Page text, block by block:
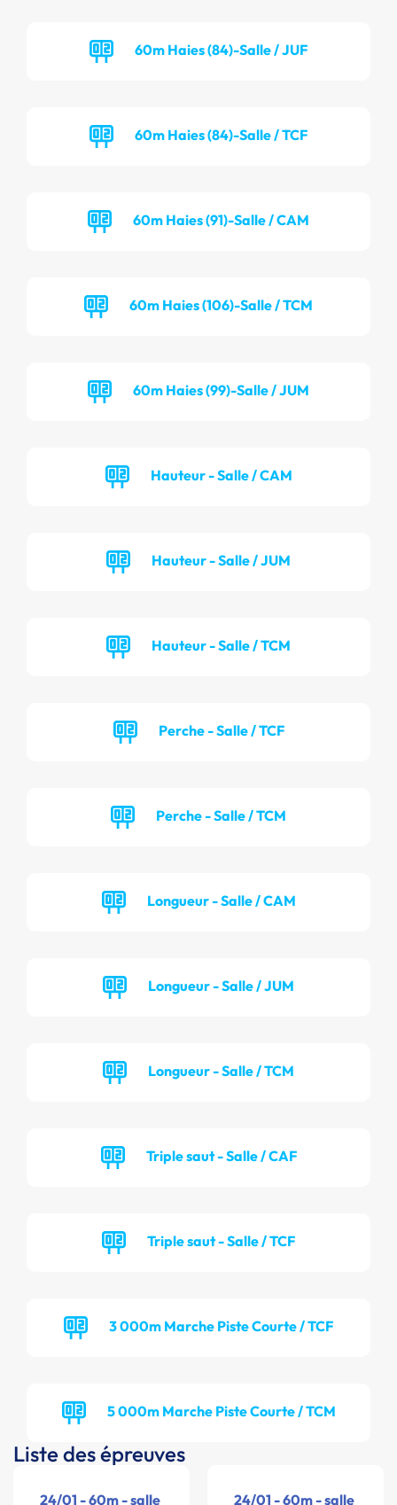
60m Haies (84)-Salle / JUF
60m Haies (84)-Salle / TCF
60m Haies (91)-Salle / CAM
60m Haies (106)-Salle / TCM
60m Haies (99)-Salle / JUM
Hauteur - Salle / CAM
Hauteur - Salle / JUM
Hauteur - Salle / TCM
Perche - Salle / TCF
Perche - Salle / TCM
Longueur - Salle / CAM
Longueur - Salle / JUM
Longueur - Salle / TCM
Triple saut - Salle / CAF
Triple saut - Salle / TCF
3 000m Marche Piste Courte / TCF
5 000m Marche Piste Courte / TCM
Liste des épreuves
24/01 - 60m - salle 24/01 - 60m - salle